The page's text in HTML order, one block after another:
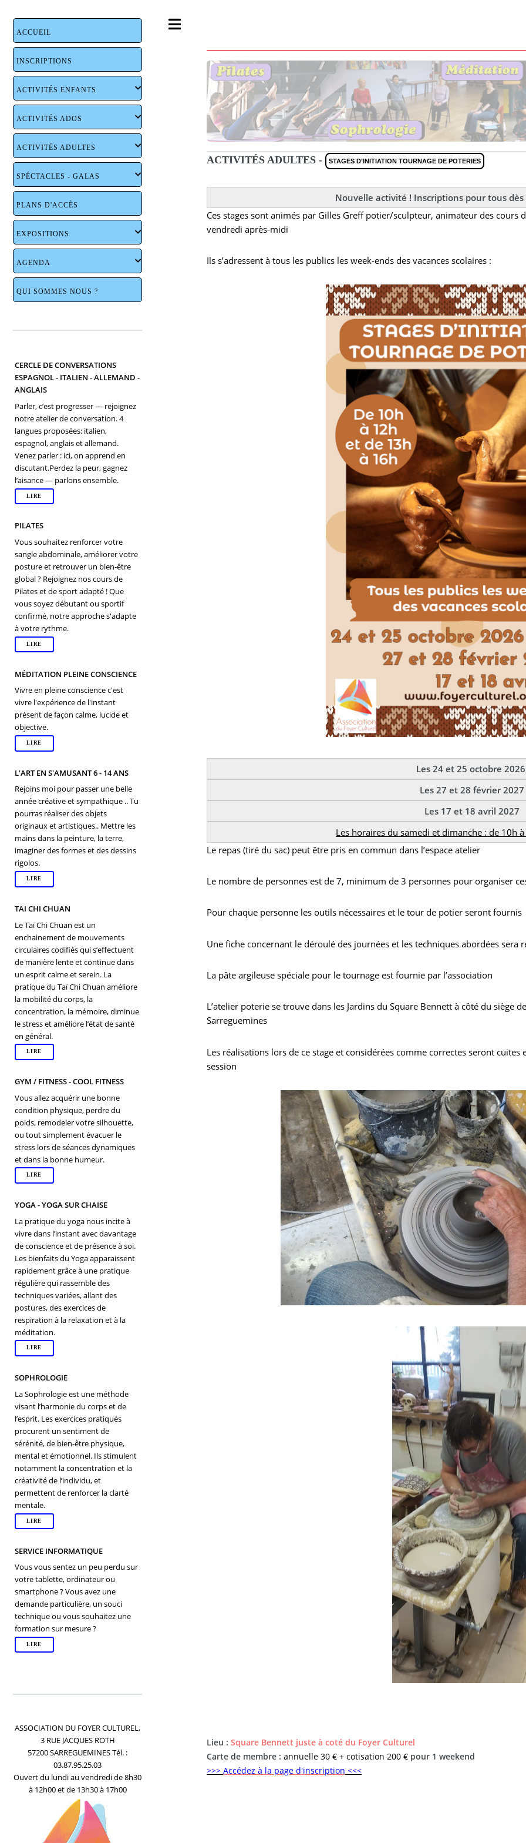
ACTIVITÉS ADULTES - STAGES D’INITIATION TOURNAGE DE POTERIES
Nouvelle activité ! Inscriptions pour tous
Ces stages sont animés par Gilles Greff potier/sculpteur, animateur des cours
vendredi après-midi
Ils s’adressent à tous les publics les week-ends des vacances scolaires :
Les 24 et 25 octobre
Les 27 et 28 février 2027
Les 17 et 18 avril 2027
Les horaires du samedi et dimanche : de 10h
Le repas (tiré du sac) peut être pris en commun dans l’espace atelier
Le nombre de personnes est de 7, minimum de 3 personnes pour organiser
Pour chaque personne les outils nécessaires et le tour de potier seront fournis
Une fiche concernant le déroulé des journées et les techniques abordées sera
La pâte argileuse spéciale pour le tournage est fournie par l’association
L’atelier poterie se trouve dans les Jardins du Square Bennett à côté du siège
Sarreguemines
Les réalisations lors de ce stage et considérées comme correctes seront
session
Lieu : Square Bennett juste à coté du Foyer Culturel
Carte de membre : annuelle 30 € + cotisation 200 € pour 1 weekend
>>> Accédez à la page d'inscription <<<
ACCUEIL
INSCRIPTIONS
ACTIVITÉS ENFANTS
ACTIVITÉS ADOS
ACTIVITÉS ADULTES
SPÉCTACLES - GALAS
PLANS D'ACCÈS
EXPOSITIONS
AGENDA
QUI SOMMES NOUS ?
CERCLE DE CONVERSATIONS
ESPAGNOL - ITALIEN - ALLEMAND -
ANGLAIS
Parler, c’est progresser — rejoignez
notre atelier de conversation. 4
langues proposées: italien,
espagnol, anglais et allemand.
Venez parler : ici, on apprend en
discutant.Perdez la peur, gagnez
l’aisance — parlons ensemble.
LIRE
PILATES
Vous souhaitez renforcer votre
sangle abdominale, améliorer votre
posture et retrouver un bien-être
global ? Rejoignez nos cours de
Pilates et de sport adapté ! Que
vous soyez débutant ou sportif
confirmé, notre approche s'adapte
à votre rythme.
LIRE
MÉDITATION PLEINE CONSCIENCE
Vivre en pleine conscience c'est
vivre l'expérience de l'instant
présent de façon calme, lucide et
objective.
LIRE
L'ART EN S'AMUSANT 6 - 14 ANS
Rejoins moi pour passer une belle
année créative et sympathique .. Tu
pourras réaliser des objets
originaux et artistiques.. Mettre les
mains dans la peinture, la terre,
imaginer des formes et des dessins
rigolos.
LIRE
TAI CHI CHUAN
Le Taï Chi Chuan est un
enchainement de mouvements
circulaires codifiés qui s’effectuent
de manière lente et continue dans
un esprit calme et serein. La
pratique du Taï Chi Chuan améliore
la mobilité du corps, la
concentration, la mémoire, diminue
le stress et améliore l’état de santé
en général.
LIRE
GYM / FITNESS - COOL FITNESS
Vous allez acquérir une bonne
condition physique, perdre du
poids, remodeler votre silhouette,
ou tout simplement évacuer le
stress lors de séances dynamiques
et dans la bonne humeur.
LIRE
YOGA - YOGA SUR CHAISE
La pratique du yoga nous incite à
vivre dans l’instant avec davantage
de conscience et de présence à soi.
Les bienfaits du Yoga apparaissent
rapidement grâce à une pratique
régulière qui rassemble des
techniques variées, allant des
postures, des exercices de
respiration à la relaxation et à la
méditation.
LIRE
SOPHROLOGIE
La Sophrologie est une méthode
visant l’harmonie du corps et de
l’esprit. Les exercices pratiqués
procurent un sentiment de
sérénité, de bien-être physique,
mental et émotionnel. Ils stimulent
notamment la concentration et la
créativité de l’individu, et
permettent de renforcer la clarté
mentale.
LIRE
SERVICE INFORMATIQUE
Vous vous sentez un peu perdu sur
votre tablette, ordinateur ou
smartphone ? Vous avez une
demande particulière, un souci
technique ou vous souhaitez une
formation sur mesure ?
LIRE
ASSOCIATION DU FOYER CULTUREL,
3 RUE JACQUES ROTH
57200 SARREGUEMINES Tél. :
03.87.95.25.03
Ouvert du lundi au vendredi de 8h30
à 12h00 et de 13h30 à 17h00